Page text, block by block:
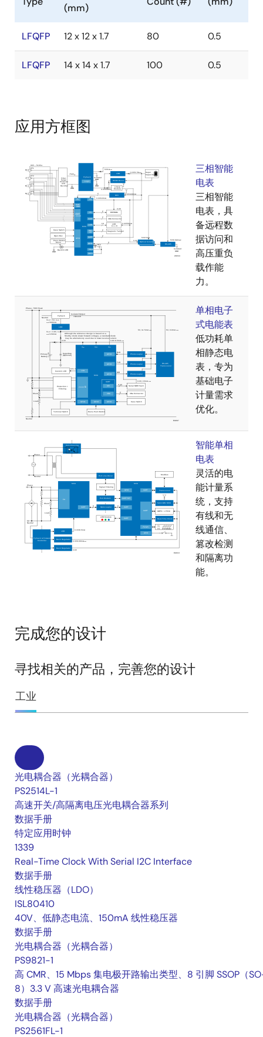
(mm)
LFQFP 12 x 12 x 1.7 80 0.5
LFQFP 14 x 14 x 1.7 100 0.5
应用方框图
三相智能
电表
三相智能
电表，具
备远程数
据访问和
高压重负
载作能
力。
单相电子
式电能表
低功耗单
相静态电
表，专为
基础电子
计量需求
优化。
智能单相
电表
灵活的电
能计量系
统，支持
有线和无
线通信、
篡改检测
和隔离功
能。
完成您的设计
寻找相关的产品，完善您的设计
工业
光电耦合器（光耦合器）
PS2514L-1
高速开关/高隔离电压光电耦合器系列
数据手册
特定应用时钟
1339
Real-Time Clock With Serial I2C Interface
数据手册
线性稳压器（LDO）
ISL80410
40V、低静态电流、150mA 线性稳压器
数据手册
光电耦合器（光耦合器）
PS9821-1
高 CMR、15 Mbps 集电极开路输出类型、8 引脚 SSOP（
8）3.3 V 高速光电耦合器
数据手册
光电耦合器（光耦合器）
PS2561FL-1